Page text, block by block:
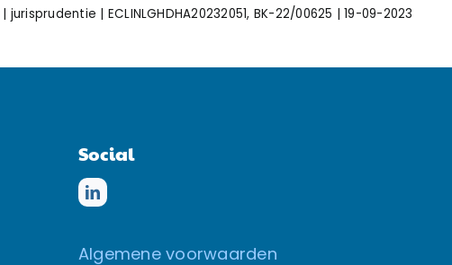
| ECLINLGHDHA20232051, BK-22/00625 | 19-09-2023
Social
Algemene voorwaarden